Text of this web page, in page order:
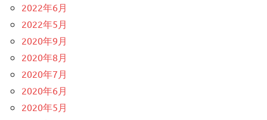
2022年6月
2022年5月
2020年9月
2020年8月
2020年7月
2020年6月
2020年5月